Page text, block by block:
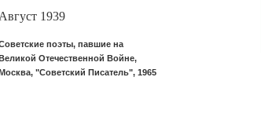
Август 1939
поэты, павшие на
Отечественной Войне,
"Советский Писатель", 1965